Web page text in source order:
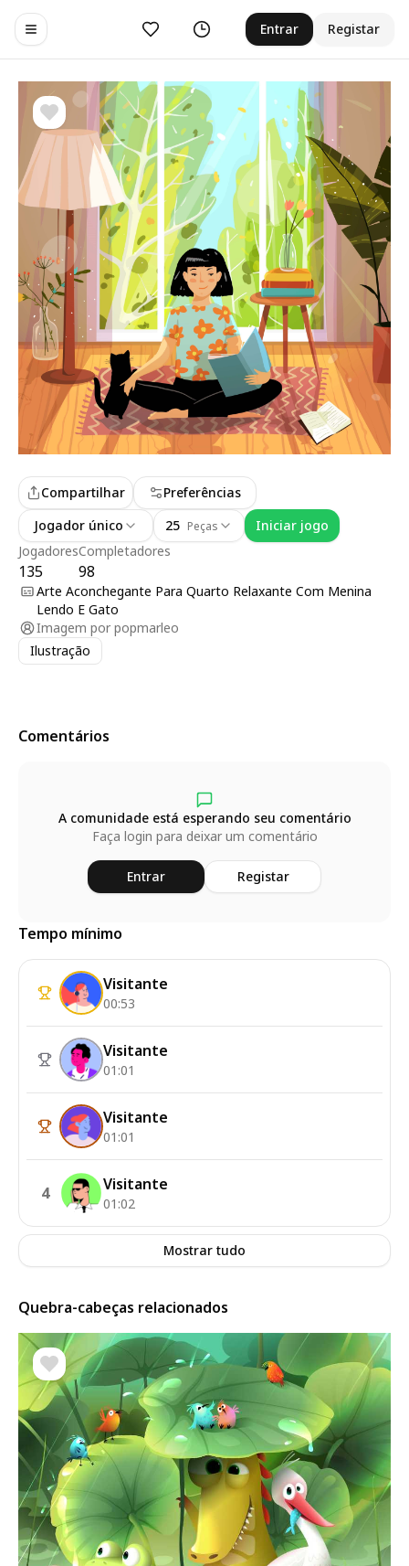
Toggle navigation menu
Curtir Histórico Entrar Registar
Jogadores
135
Completadores
98
Compartilhar
Preferências
Jogador único
25 Peças Iniciar jogo
Arte Aconchegante Para Quarto Relaxante Com Menina
Lendo E Gato
Imagem por popmarleo
Ilustração
Comentários
A comunidade está esperando seu comentário
Faça login para deixar um comentário
Entrar Registar
Tempo mínimo
Visitante
00:53
Visitante
01:01
Visitante
01:01
4 Visitante
01:02
Mostrar tudo
Quebra-cabeças relacionados